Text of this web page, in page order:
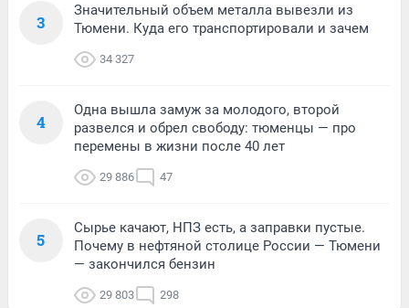
3
Значительный объем металла вывезли из
Тюмени. Куда его транспортировали и зачем
34 327
4
Одна вышла замуж за молодого, второй
развелся и обрел свободу: тюменцы — про
перемены в жизни после 40 лет
29 886 47
5
Сырье качают, НПЗ есть, а заправки пустые.
Почему в нефтяной столице России — Тюмени
— закончился бензин
29 803 298